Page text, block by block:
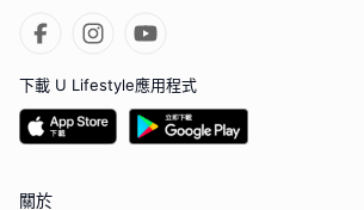
下載 U Lifestyle應用程式
關於